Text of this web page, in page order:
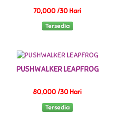
70,000 /30 Hari
Tersedia
PUSHWALKER LEAPFROG
80,000 /30 Hari
Tersedia